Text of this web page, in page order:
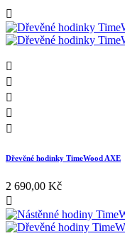






Dřevěné hodinky TimeWood AXE
2 690,00 Kč
